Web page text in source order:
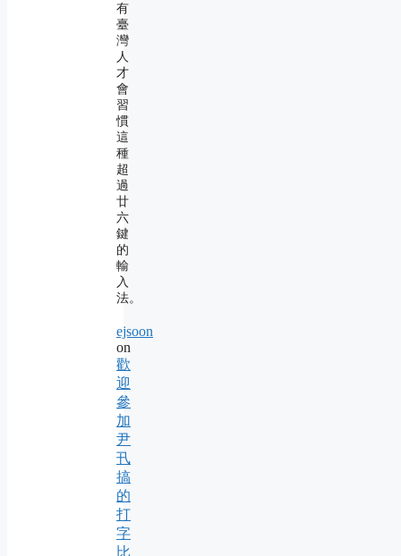
有
臺
灣
人
才
會
習
慣
這
種
超
過
廿
六
鍵
的
輸
入
法。
ejsoon
on
歡
迎
參
加
尹
卂
搞
的
打
字
比